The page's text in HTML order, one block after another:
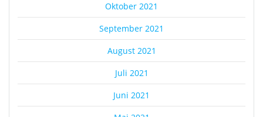
Oktober 2021
September 2021
August 2021
Juli 2021
Juni 2021